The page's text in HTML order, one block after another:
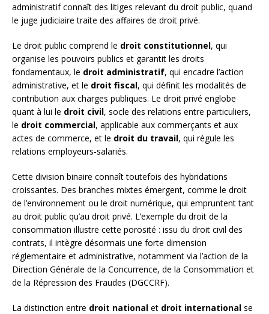
administratif connaît des litiges relevant du droit public, quand
le juge judiciaire traite des affaires de droit privé.
Le droit public comprend le droit constitutionnel, qui
organise les pouvoirs publics et garantit les droits
fondamentaux, le droit administratif, qui encadre l’action
administrative, et le droit fiscal, qui définit les modalités de
contribution aux charges publiques. Le droit privé englobe
quant à lui le droit civil, socle des relations entre particuliers,
le droit commercial, applicable aux commerçants et aux
actes de commerce, et le droit du travail, qui régule les
relations employeurs-salariés.
Cette division binaire connaît toutefois des hybridations
croissantes. Des branches mixtes émergent, comme le droit
de l’environnement ou le droit numérique, qui empruntent tant
au droit public qu’au droit privé. L’exemple du droit de la
consommation illustre cette porosité : issu du droit civil des
contrats, il intègre désormais une forte dimension
réglementaire et administrative, notamment via l’action de la
Direction Générale de la Concurrence, de la Consommation et
de la Répression des Fraudes (DGCCRF).
La distinction entre droit national et droit international se